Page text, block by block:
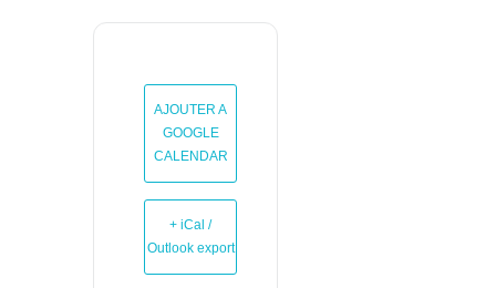
AJOUTER A
GOOGLE
CALENDAR
+ iCal /
Outlook export